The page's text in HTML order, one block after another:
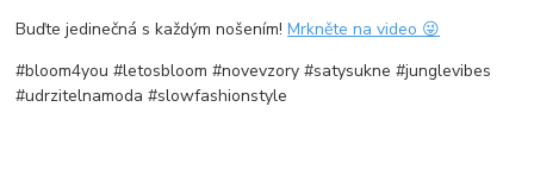
Buďte jedinečná s každým nošením!Mrkněte na video 😜
#bloom4you #letosbloom #novevzory #satysukne #junglevibes
#udrzitelnamoda #slowfashionstyle